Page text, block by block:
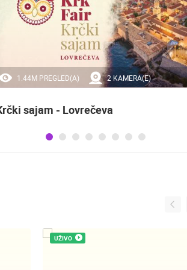
1.44M PREGLED(A) 2 KAMERA(E)
sajam - Lovrečeva
UŽIVO